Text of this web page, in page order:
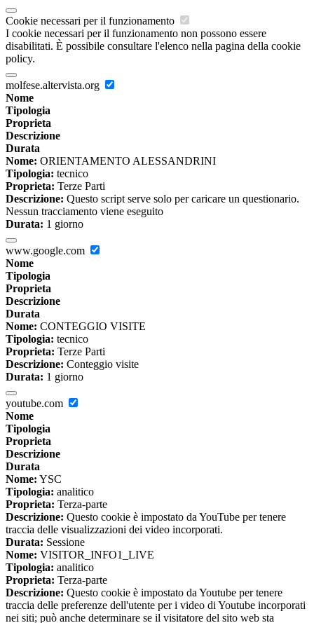
Cookie necessari per il funzionamento
I cookie necessari per il funzionamento non possono essere
disabilitati. È possibile consultare l'elenco nella pagina della cookie
policy.
molfese.altervista.org
Nome
Tipologia
Proprieta
Descrizione
Durata
Nome: ORIENTAMENTO ALESSANDRINI
Tipologia: tecnico
Proprieta: Terze Parti
Descrizione: Questo script serve solo per caricare un questionario.
Nessun tracciamento viene eseguito
Durata: 1 giorno
www.google.com
Nome
Tipologia
Proprieta
Descrizione
Durata
Nome: CONTEGGIO VISITE
Tipologia: tecnico
Proprieta: Terze Parti
Descrizione: Conteggio visite
Durata: 1 giorno
youtube.com
Nome
Tipologia
Proprieta
Descrizione
Durata
Nome: YSC
Tipologia: analitico
Proprieta: Terza-parte
Descrizione: Questo cookie è impostato da YouTube per tenere
traccia delle visualizzazioni dei video incorporati.
Durata: Sessione
Nome: VISITOR_INFO1_LIVE
Tipologia: analitico
Proprieta: Terza-parte
Descrizione: Questo cookie è impostato da Youtube per tenere
traccia delle preferenze dell'utente per i video di Youtube incorporati
nei siti; può anche determinare se il visitatore del sito web sta